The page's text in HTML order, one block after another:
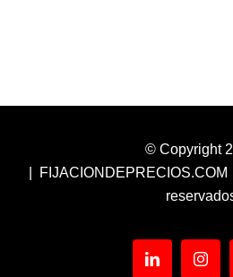
© Copyright
|
LinkedIn